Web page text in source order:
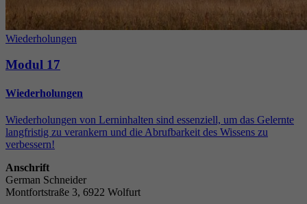
Wiederholungen
Modul 17
Wiederholungen
Wiederholungen von Lerninhalten sind essenziell, um das Gelernte
langfristig zu verankern und die Abrufbarkeit des Wissens zu
verbessern!
Anschrift
German Schneider
Montfortstraße 3, 6922 Wolfurt